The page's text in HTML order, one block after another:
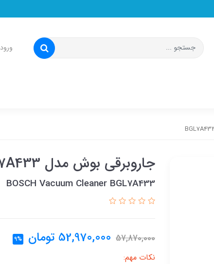
ورود
جاروبرقی بوش مدل BGL7A433
BOSCH Vacuum Cleaner BGL7A433
57,870,000
52,970,000 تومان 9%
نکات مهم: